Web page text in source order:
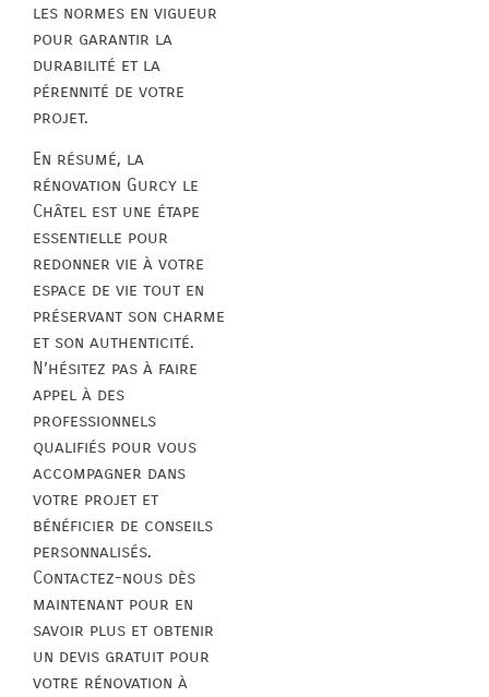
les normes en vigueur
pour garantir la
durabilité et la
pérennité de votre
projet.
En résumé, la
rénovation Gurcy le
Châtel est une étape
essentielle pour
redonner vie à votre
espace de vie tout en
préservant son charme
et son authenticité.
N’hésitez pas à faire
appel à des
professionnels
qualifiés pour vous
accompagner dans
votre projet et
bénéficier de conseils
personnalisés.
Contactez-nous dès
maintenant pour en
savoir plus et obtenir
un devis gratuit pour
votre rénovation à